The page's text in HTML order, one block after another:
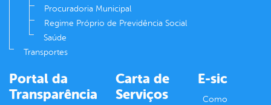
Procuradoria Municipal
Regime Próprio de Previdência Social
Saúde
Transportes
Portal da
Transparência
Carta de
Serviços
E-sic
Como